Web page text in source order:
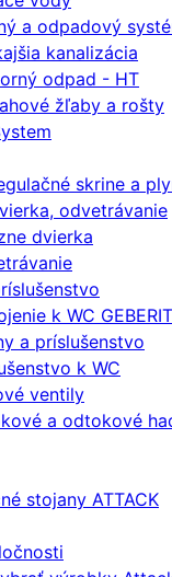
a odpadový
kanalizácia
odpad - HT
žľaby a rošty
skrine a
odvetrávanie
dvierka
k WC GEBERIT
a príslušenstvo
k WC
ventily
a odtokové
stojany ATTACK